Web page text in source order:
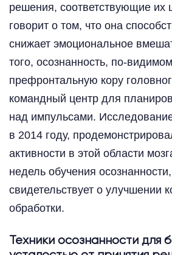
решения, соответствующие их
говорит о том, что она
снижает эмоциональное
того, осознанность, по-
префронтальную кору
командный центр для
над импульсами.
в 2014 году,
активности в этой области
недель обучения
свидетельствует о улучшении
обработки.
Техники осознанности для